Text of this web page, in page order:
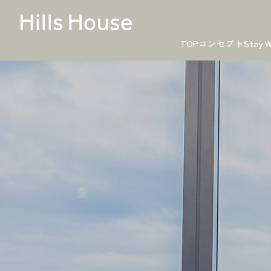
TOPコンセプトStay